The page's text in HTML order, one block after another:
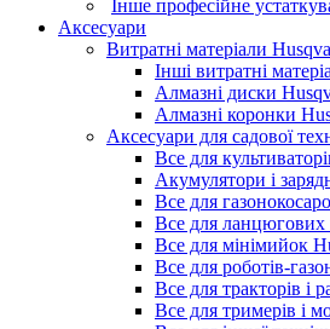
Інше професійне
Аксесуари
Витратні матеріали
Інші витратні
Алмазні диски
Алмазні коронки
Аксесуари для садової
Все для
Акумулятори і
Все для
Все для ланцюгових
Все для мінімийок
Все для роботів-
Все для тракторів і
Все для тримерів і